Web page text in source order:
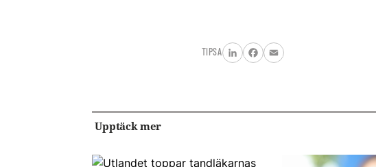
TIPSA
LinkedInFacebook
Email
Upptäck mer